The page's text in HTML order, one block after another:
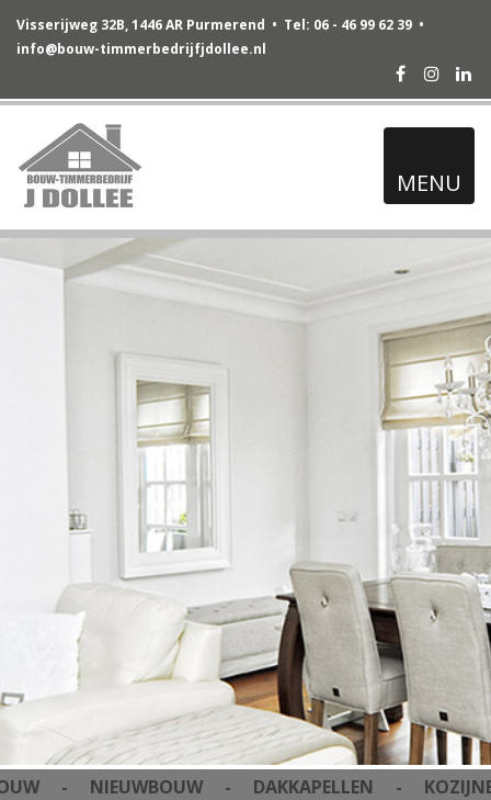
Visserijweg 32B, 1446 AR Purmerend • Tel: 06 - 46 99 62 39 •
info@bouw-timmerbedrijfjdollee.nl
Facebook
MENU
- NIEUWBOUW - DAKKAPELLEN -